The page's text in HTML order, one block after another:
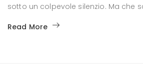
sotto un colpevole silenzio. Ma che
Read More